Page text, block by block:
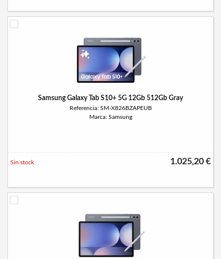
Samsung Galaxy Tab S10+ 5G 12Gb 512Gb Gray
Referencia: SM-X826BZAPEUB
Marca: Samsung
1.025,20 €
Sin stock